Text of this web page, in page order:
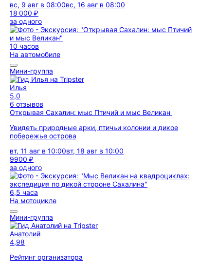
вс, 9 авг в 08:00вс, 16 авг в 08:00
18 000 ₽
за одного
10 часов
На автомобиле
Мини-группа
Илья
5,0
6 отзывов
Открывая Сахалин: мыс Птичий и мыс Великан
Увидеть природные арки, птичьи колонии и дикое
побережье острова
вт, 11 авг в 10:00вт, 18 авг в 10:00
9900 ₽
за одного
6,5 часа
На мотоцикле
Мини-группа
Анатолий
4,98
Рейтинг организатора